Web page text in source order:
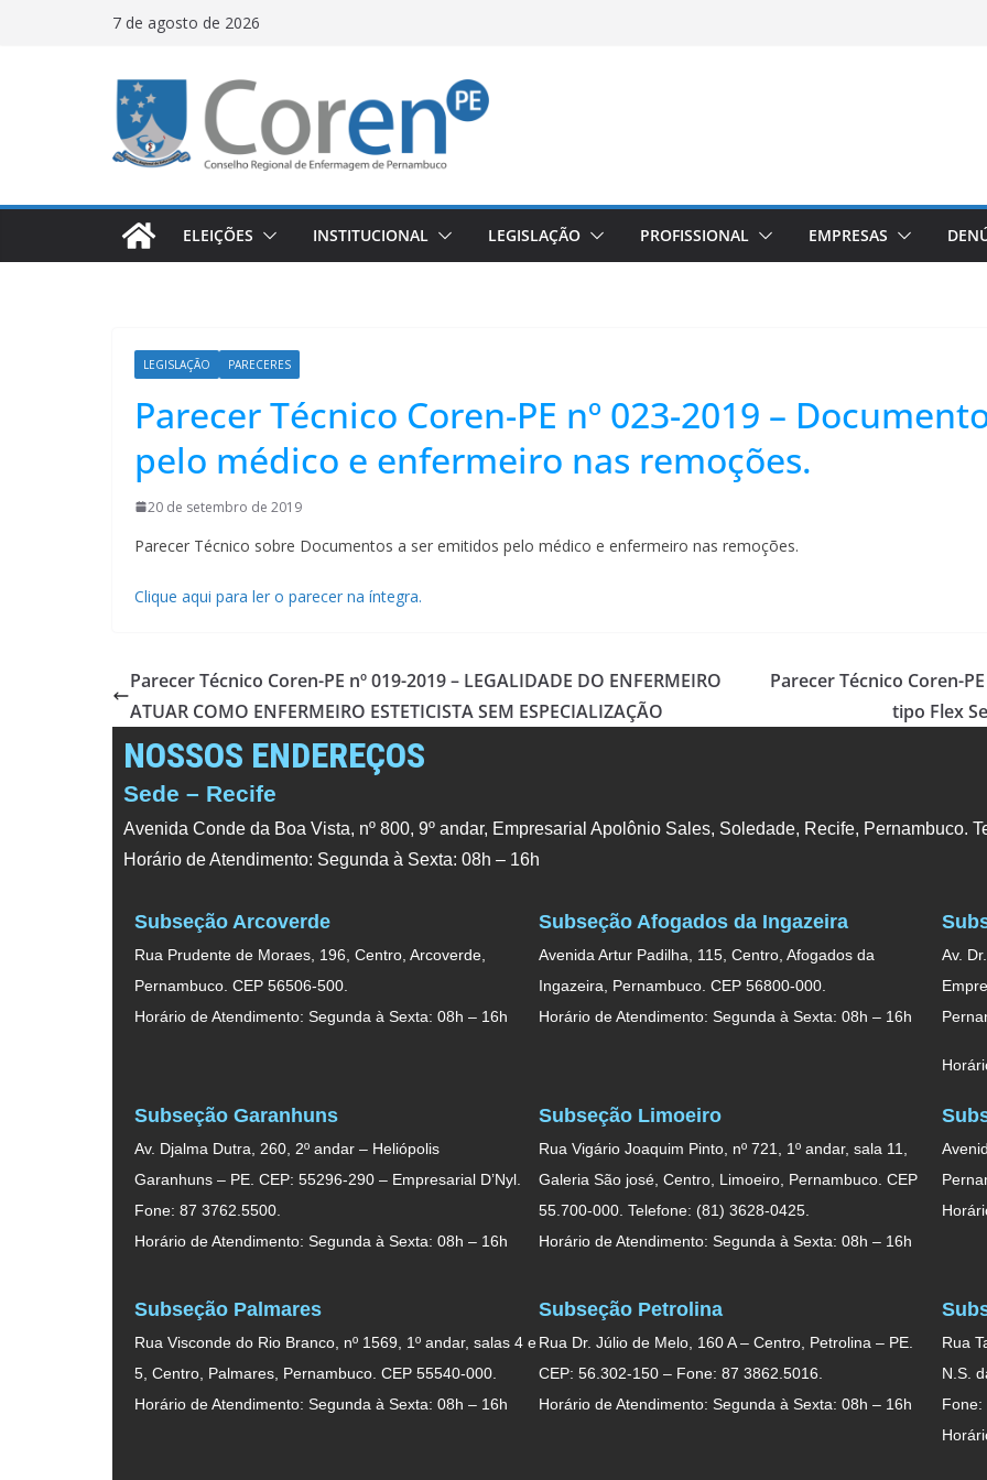
7 de agosto de 2026
ELEIÇÕES INSTITUCIONAL LEGISLAÇÃO PROFISSIONAL EMPRESAS
LEGISLAÇÃO PARECERES
Parecer Técnico Coren-PE nº 023-2019 –
pelo médico e enfermeiro nas remoções.
20 de setembro de 2019
Parecer Técnico sobre Documentos a ser emitidos pelo médico e enfermeiro nas remoções.
Clique aqui para ler o parecer na íntegra.
Parecer Técnico Coren-PE nº 019-2019 – LEGALIDADE DO ENFERMEIRO
ATUAR COMO ENFERMEIRO ESTETICISTA SEM ESPECIALIZAÇÃO
Parecer Técnico Coren-
tipo Flex
NOSSOS ENDEREÇOS
Sede – Recife
Avenida Conde da Boa Vista, nº 800, 9º andar, Empresarial Apolônio Sales, Soledade, Recife, Pernambuco.
Horário de Atendimento: Segunda à Sexta: 08h – 16h
Subseção Arcoverde
Rua Prudente de Moraes, 196, Centro, Arcoverde,
Pernambuco. CEP 56506-500.
Horário de Atendimento: Segunda à Sexta: 08h – 16h
Subseção Afogados da Ingazeira
Avenida Artur Padilha, 115, Centro, Afogados da
Ingazeira, Pernambuco. CEP 56800-000.
Horário de Atendimento: Segunda à Sexta: 08h – 16h
Av.
Subseção Garanhuns
Av. Djalma Dutra, 260, 2º andar – Heliópolis
Garanhuns – PE. CEP: 55296-290 – Empresarial D’Nyl.
Fone: 87 3762.5500.
Horário de Atendimento: Segunda à Sexta: 08h – 16h
Subseção Limoeiro
Rua Vigário Joaquim Pinto, nº 721, 1º andar, sala 11,
Galeria São josé, Centro, Limoeiro, Pernambuco. CEP
55.700-000. Telefone: (81) 3628-0425.
Horário de Atendimento: Segunda à Sexta: 08h – 16h
Subseção Palmares
Rua Visconde do Rio Branco, nº 1569, 1º andar, salas 4 e
5, Centro, Palmares, Pernambuco. CEP 55540-000.
Horário de Atendimento: Segunda à Sexta: 08h – 16h
Subseção Petrolina
Rua Dr. Júlio de Melo, 160 A – Centro, Petrolina – PE.
CEP: 56.302-150 – Fone: 87 3862.5016.
Horário de Atendimento: Segunda à Sexta: 08h – 16h
Rua
N.S.
Fone: